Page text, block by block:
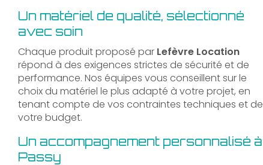
Un matériel de qualité, sélectionné
avec soin
Chaque produit proposé par Lefèvre Location
répond à des exigences strictes de sécurité et de
performance. Nos équipes vous conseillent sur le
choix du matériel le plus adapté à votre projet, en
tenant compte de vos contraintes techniques et de
votre budget.
Un accompagnement personnalisé à
Passy